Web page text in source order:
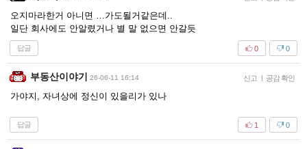
오지마라한거 아니면 …가도될거같은데..
일단 회사에도 안알렸거나 별 말 없으면 안갈듯
답글 0
0
부동산이야기 26-06-11 16:14 신고 | 공감 확인
가야지, 자녀상에 정신이 있을리가 있나
답글 0
1